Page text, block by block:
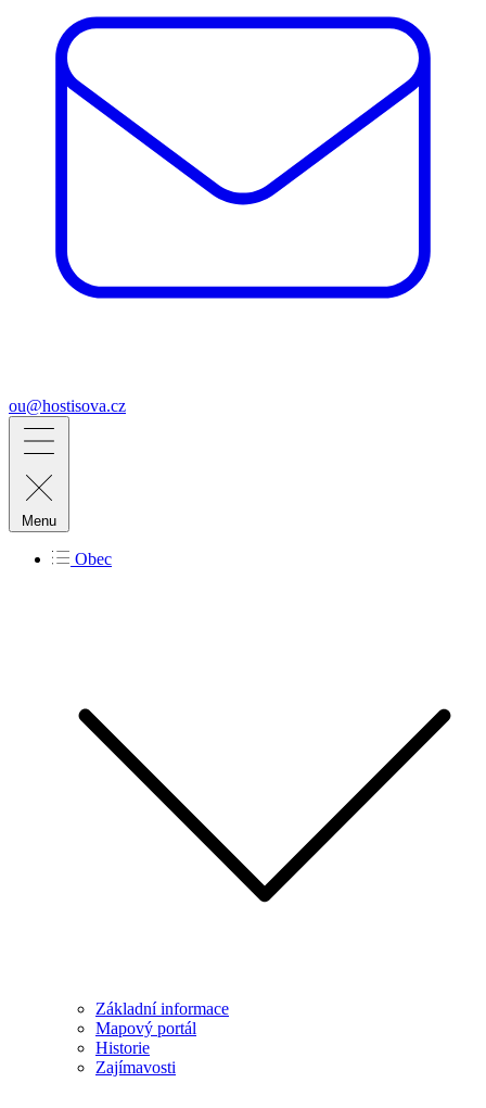
ou@hostisova.cz
Menu
Obec
Základní informace
Mapový portál
Historie
Zajímavosti